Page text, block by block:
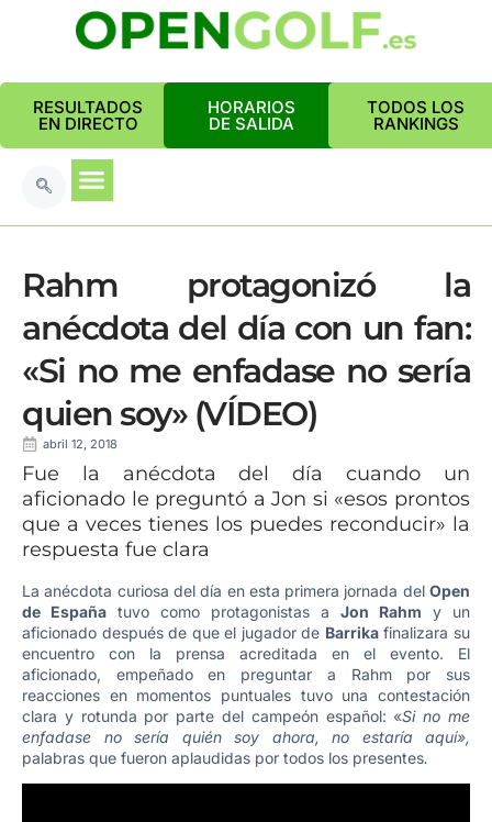
RESULTADOS
EN DIRECTO
HORARIOS
DE SALIDA
TODOS LOS
RANKINGS
Rahm protagonizó la
anécdota del día con un fan:
«Si no me enfadase no sería
quien soy» (VÍDEO)
abril 12, 2018
Fue la anécdota del día cuando un
aficionado le preguntó a Jon si «esos prontos
que a veces tienes los puedes reconducir» la
respuesta fue clara
La anécdota curiosa del día en esta primera jornada del Open
de España tuvo como protagonistas a Jon Rahm y un
aficionado después de que el jugador de Barrikafinalizara su
encuentro con la prensa acreditada en el evento. El
aficionado, empeñado en preguntar a Rahm por sus
reacciones en momentos puntuales tuvo una contestación
clara y rotunda por parte del campeón español: «Si no me
enfadase no sería quién soy ahora, no estaría aquí»,
palabras que fueron aplaudidas por todos los presentes.